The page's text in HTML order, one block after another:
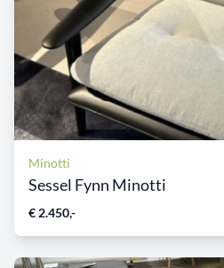
Minotti
Sessel Fynn Minotti
€ 2.450,-